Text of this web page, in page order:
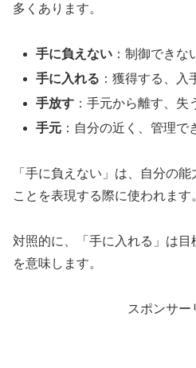
多くあります。
手に負えない ：制御できな
手に入れる ：獲得する、入
手放す ：手元から離す、失
手元 ：自分の近く、管理で
「手に負えない」は、自分の
ことを表現する際に使われます
対照的に、「手に入れる」は目
を意味します。
スポンサー